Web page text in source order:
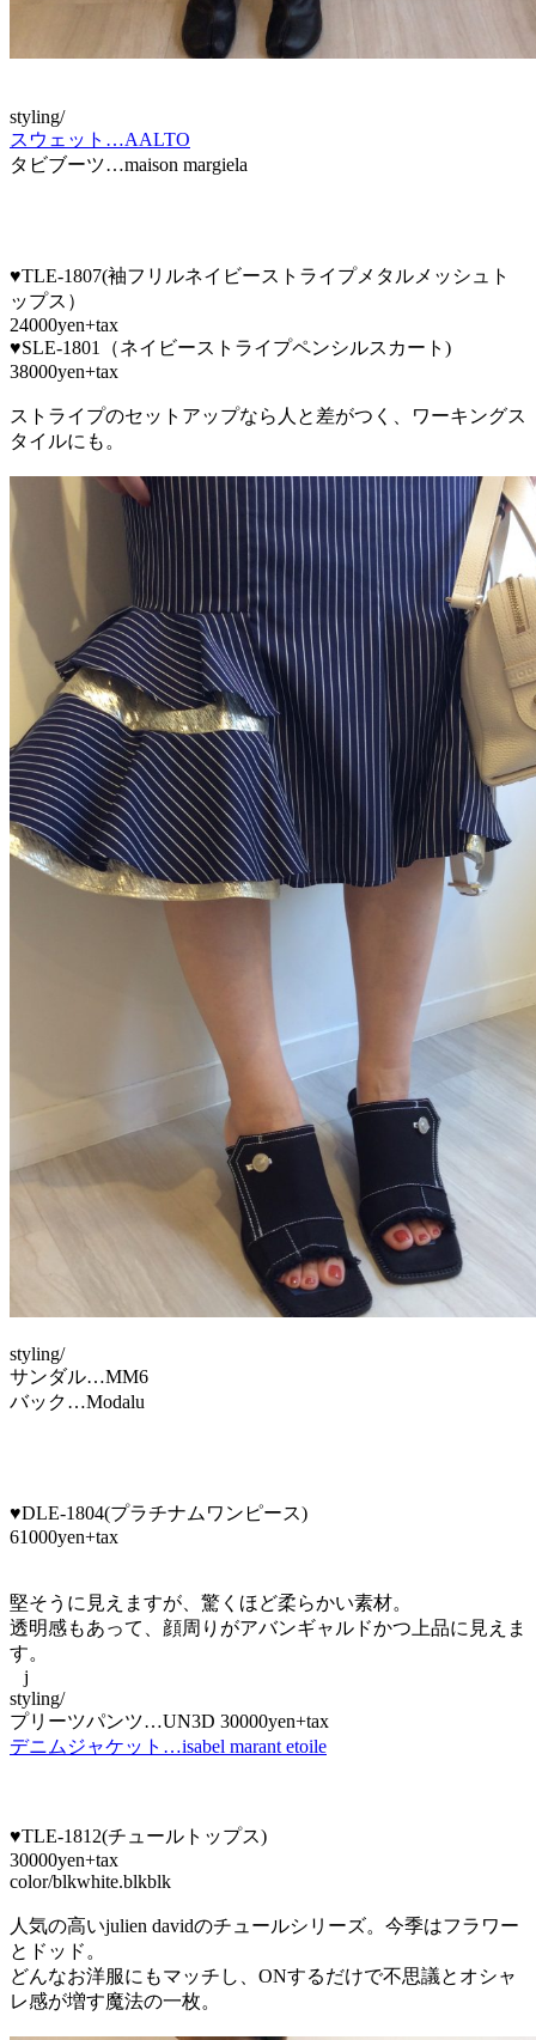
styling/
スウェット…AALTO
タビブーツ…maison margiela
♥TLE-1807(袖フリルネイビーストライプメタルメッシュト
ップス）
24000yen+tax
♥SLE-1801（ネイビーストライプペンシルスカート)
38000yen+tax
ストライプのセットアップなら人と差がつく、ワーキングス
タイルにも。
styling/
サンダル…MM6
バック…Modalu
♥DLE-1804(プラチナムワンピース)
61000yen+tax
堅そうに見えますが、驚くほど柔らかい素材。
透明感もあって、顔周りがアバンギャルドかつ上品に見えま
す。
j
styling/
プリーツパンツ…UN3D 30000yen+tax
デニムジャケット…isabel marant etoile
♥TLE-1812(チュールトップス)
30000yen+tax
color/blkwhite.blkblk
人気の高いjulien davidのチュールシリーズ。今季はフラワー
とドッド。
どんなお洋服にもマッチし、ONするだけで不思議とオシャ
レ感が増す魔法の一枚。